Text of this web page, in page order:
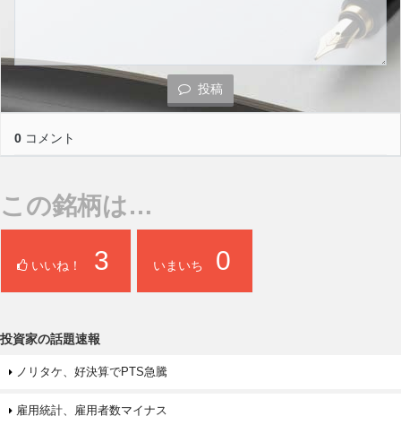
投稿
0 コメント
この銘柄は…
いいね！ 3 いまいち 0
投資家の話題速報
ノリタケ、好決算でPTS急騰
雇用統計、雇用者数マイナス